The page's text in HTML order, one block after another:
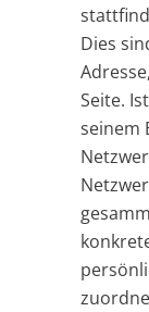
Dies
Seite.
seinem